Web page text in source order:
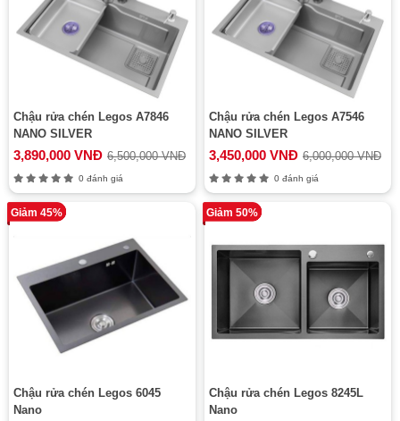
Chậu rửa chén Legos A7846
NANO SILVER
3,890,000 VNĐ 6,500,000 VNĐ
0 đánh giá
Chậu rửa chén Legos A7546
NANO SILVER
3,450,000 VNĐ 6,000,000 VNĐ
0 đánh giá
Giảm 45%
Chậu rửa chén Legos 6045
Nano
Giảm 50%
Chậu rửa chén Legos 8245L
Nano